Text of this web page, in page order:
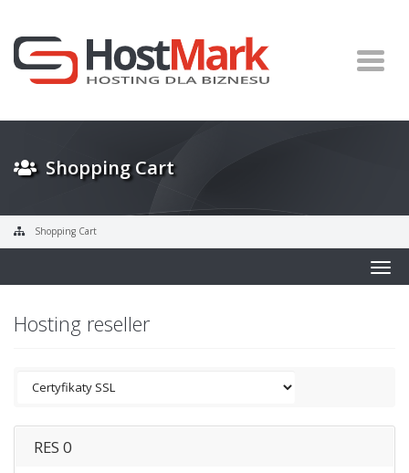
Shopping Cart
Shopping Cart
Hosting reseller
RES 0